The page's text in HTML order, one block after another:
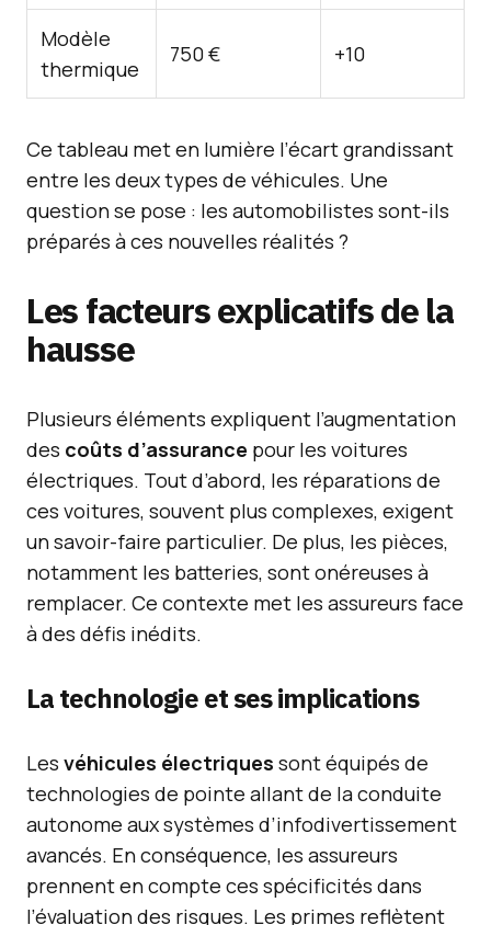
Modèle
thermique
750 € +10
Ce tableau met en lumière l’écart grandissant
entre les deux types de véhicules. Une
question se pose : les automobilistes sont-ils
préparés à ces nouvelles réalités ?
Les facteurs explicatifs de la
hausse
Plusieurs éléments expliquent l’augmentation
des coûts d’assurance pour les voitures
électriques. Tout d’abord, les réparations de
ces voitures, souvent plus complexes, exigent
un savoir-faire particulier. De plus, les pièces,
notamment les batteries, sont onéreuses à
remplacer. Ce contexte met les assureurs face
à des défis inédits.
La technologie et ses implications
Les véhicules électriques sont équipés de
technologies de pointe allant de la conduite
autonome aux systèmes d’infodivertissement
avancés. En conséquence, les assureurs
prennent en compte ces spécificités dans
l’évaluation des risques. Les primes reflètent